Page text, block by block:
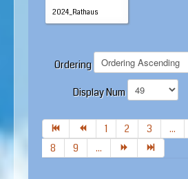
2024_Rathaus
Ordering
Display Num
1 2 3 ...
8
9 ...